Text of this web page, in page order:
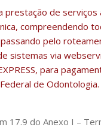
de
compreendendo
pelo
via
EXPRESS, para
de Odontologia.
17.9 do Anexo I –